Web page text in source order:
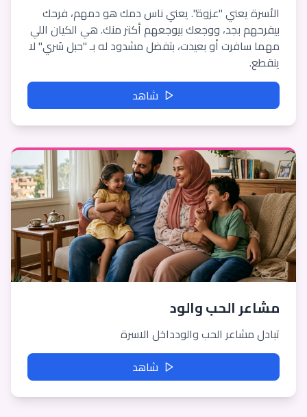
الأسرة يعني "عزوة". يعني ناس دمك هو دمهم، فرحك
بيفرحهم بجد، ووجعك بيوجعهم أكتر منك. هي الكيان اللي
مهما سافرت أو بعيدت، بتفضل مشدود له بـ "حبل سُري" لا
ينقطع.
شاهد
مشاعر الحب والود
تبادل مشاعر الحب والودداخل الاسرة
شاهد